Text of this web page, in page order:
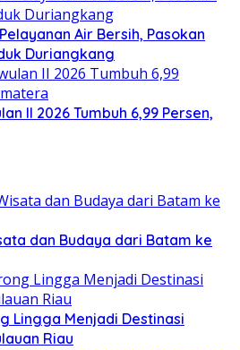
Air Bersih, Pasokan
Duriangkang
II 2026 Tumbuh 6,99 Persen,
dan Budaya dari Batam ke
Lingga Menjadi Destinasi
Riau